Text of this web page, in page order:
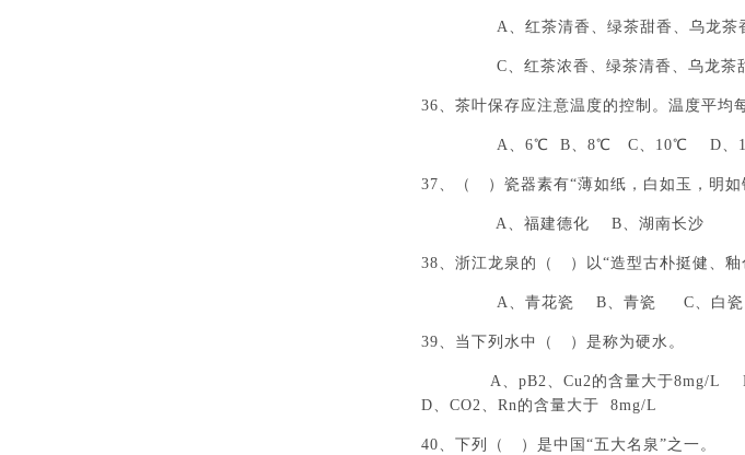
A、红茶清香、绿茶甜香、乌龙茶
C、红茶浓香、绿茶清香、乌龙茶
36、茶叶保存应注意温度的控制。温度平
A、6℃ B、8℃ C、10℃ D、
37、（ ）瓷器素有“薄如纸，白如玉，明如
A、福建德化 B、湖南长沙 C
38、浙江龙泉的（ ）以“造型古朴挺健、釉
A、青花瓷 B、青瓷 C、白
39、当下列水中（ ）是称为硬水。
A、pB2、Cu2的含量大于8mg/L
D、CO2、Rn的含量大于 8mg/L
40、下列（ ）是中国“五大名泉”之一。